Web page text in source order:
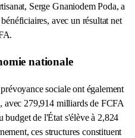
Serge Gnaniodem Poda, a
avec un résultat net
nationale
sociale ont également
avec 279,914 milliards de FCFA
budget de l'État s'élève à 2,824
ces structures constituent